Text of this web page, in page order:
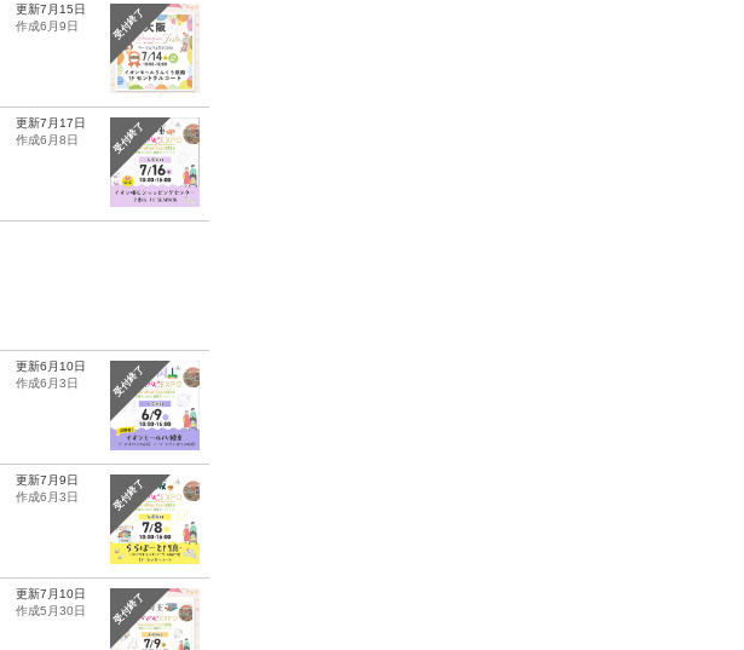
受付終了
更新7月15日
作成6月9日
受付終了
更新7月17日
作成6月8日
受付終了
更新6月10日
作成6月3日
受付終了
更新7月9日
作成6月3日
受付終了
更新7月10日
作成5月30日